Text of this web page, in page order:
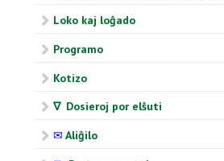
Loko kaj loĝado
Programo
Kotizo
∇ Dosieroj por elŝuti
✉ Aliĝilo